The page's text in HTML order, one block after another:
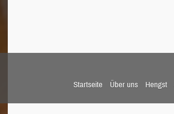
Startseite Über uns Hengst